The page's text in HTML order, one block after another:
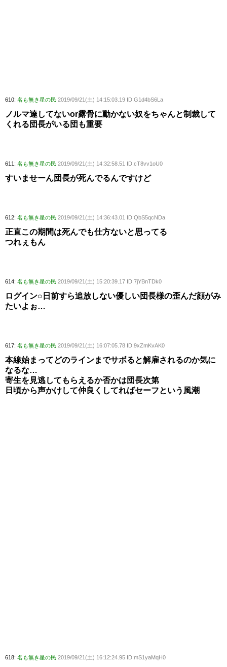
610: 名も無き星の民 2019/09/21(土) 14:15:03.19 ID:G1d4bS6La
ノルマ達してないor露骨に動かない奴をちゃんと制裁して
くれる団長がいる団も重要
611: 名も無き星の民 2019/09/21(土) 14:32:58.51 ID:cT8vv1oU0
すいませーん団長が死んでるんですけど
612: 名も無き星の民 2019/09/21(土) 14:36:43.01 ID:QbS5qcNDa
正直この期間は死んでも仕方ないと思ってる
つれぇもん
614: 名も無き星の民 2019/09/21(土) 15:20:39.17 ID:7jYBnTDk0
ログイン○日前すら追放しない優しい団長様の歪んだ顔がみ
たいよぉ…
617: 名も無き星の民 2019/09/21(土) 16:07:05.78 ID:9xZmKvAK0
本線始まってどのラインまでサボると解雇されるのか気に
なるな…
寄生を見逃してもらえるか否かは団長次第
日頃から声かけして仲良くしてればセーフという風潮
618: 名も無き星の民 2019/09/21(土) 16:12:24.95 ID:mS1yaMqH0